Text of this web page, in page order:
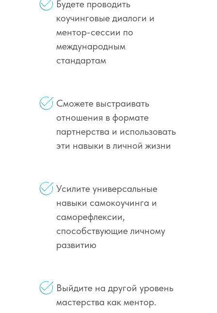
Будете проводить
коучинговые диалоги и
ментор-сессии по
международным
стандартам
Усилите универсальные
навыки самокоучинга и
саморефлексии,
способствующие личному
развитию
Выйдите на другой уровень
мастерства как ментор.
Сможете выстраивать
отношения в формате
партнерства и использовать
эти навыки в личной жизни